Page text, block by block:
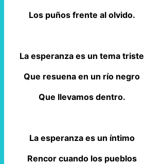
Los puños frente al olvido.
La esperanza es un tema triste
Que resuena en un río negro
Que llevamos dentro.
La esperanza es un íntimo
Rencor cuando los pueblos